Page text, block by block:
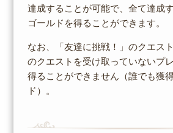
達成することが可能で、全て達成
ゴールドを得ることができます。
なお、「友達に挑戦！」のクエス
のクエストを受け取っていないプ
得ることができません（誰でも獲
ド）。